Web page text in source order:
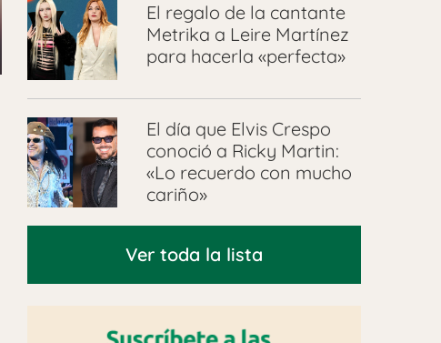
El regalo de la cantante
Metrika a Leire Martínez
para hacerla «perfecta»
El día que Elvis Crespo
conoció a Ricky Martin:
«Lo recuerdo con mucho
cariño»
Ver toda la lista